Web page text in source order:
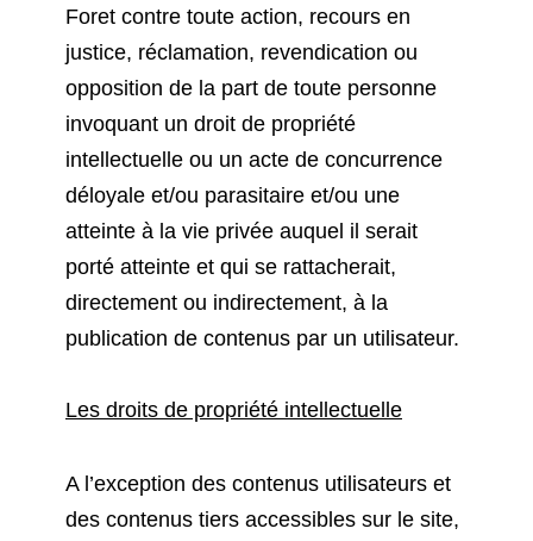
Foret contre toute action, recours en
justice, réclamation, revendication ou
opposition de la part de toute personne
invoquant un droit de propriété
intellectuelle ou un acte de concurrence
déloyale et/ou parasitaire et/ou une
atteinte à la vie privée auquel il serait
porté atteinte et qui se rattacherait,
directement ou indirectement, à la
publication de contenus par un utilisateur.
Les droits de propriété intellectuelle
A l’exception des contenus utilisateurs et
des contenus tiers accessibles sur le site,